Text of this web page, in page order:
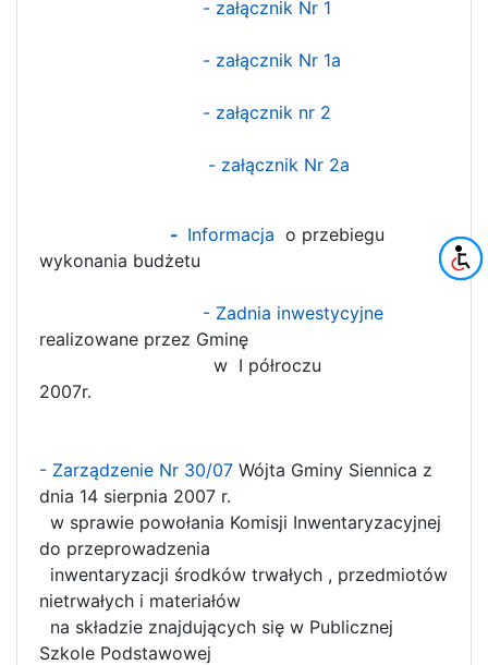
- załącznik Nr 1
- załącznik Nr 1a
- załącznik nr 2
- załącznik Nr 2a
- Informacja o przebiegu
wykonania budżetu
- Zadnia inwestycyjne
realizowane przez Gminę
w I półroczu
2007r.
- Zarządzenie Nr 30/07 Wójta Gminy Siennica z
dnia 14 sierpnia 2007 r.
w sprawie powołania Komisji Inwentaryzacyjnej
do przeprowadzenia
inwentaryzacji środków trwałych , przedmiotów
nietrwałych i materiałów
na składzie znajdujących się w Publicznej
Szkole Podstawowej